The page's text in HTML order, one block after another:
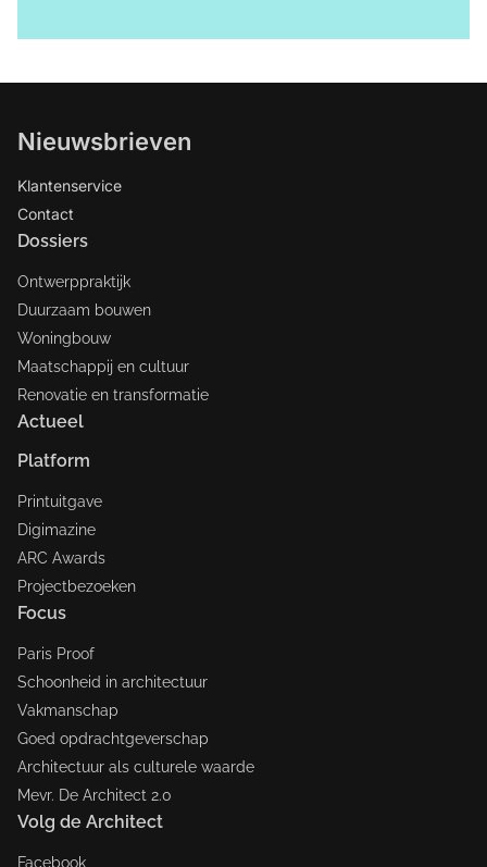
Nieuwsbrieven
Klantenservice
Contact
Dossiers
Ontwerppraktijk
Duurzaam bouwen
Woningbouw
Maatschappij en cultuur
Renovatie en transformatie
Actueel
Platform
Printuitgave
Digimazine
ARC Awards
Projectbezoeken
Focus
Paris Proof
Schoonheid in architectuur
Vakmanschap
Goed opdrachtgeverschap
Architectuur als culturele waarde
Mevr. De Architect 2.0
Volg de Architect
Facebook